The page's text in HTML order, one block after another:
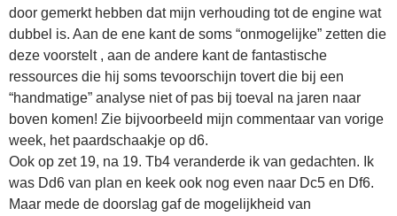
door gemerkt hebben dat mijn verhouding tot de engine wat
dubbel is. Aan de ene kant de soms “onmogelijke” zetten die
deze voorstelt , aan de andere kant de fantastische
ressources die hij soms tevoorschijn tovert die bij een
“handmatige” analyse niet of pas bij toeval na jaren naar
boven komen! Zie bijvoorbeeld mijn commentaar van vorige
week, het paardschaakje op d6.
Ook op zet 19, na 19. Tb4 veranderde ik van gedachten. Ik
was Dd6 van plan en keek ook nog even naar Dc5 en Df6.
Maar mede de doorslag gaf de mogelijkheid van